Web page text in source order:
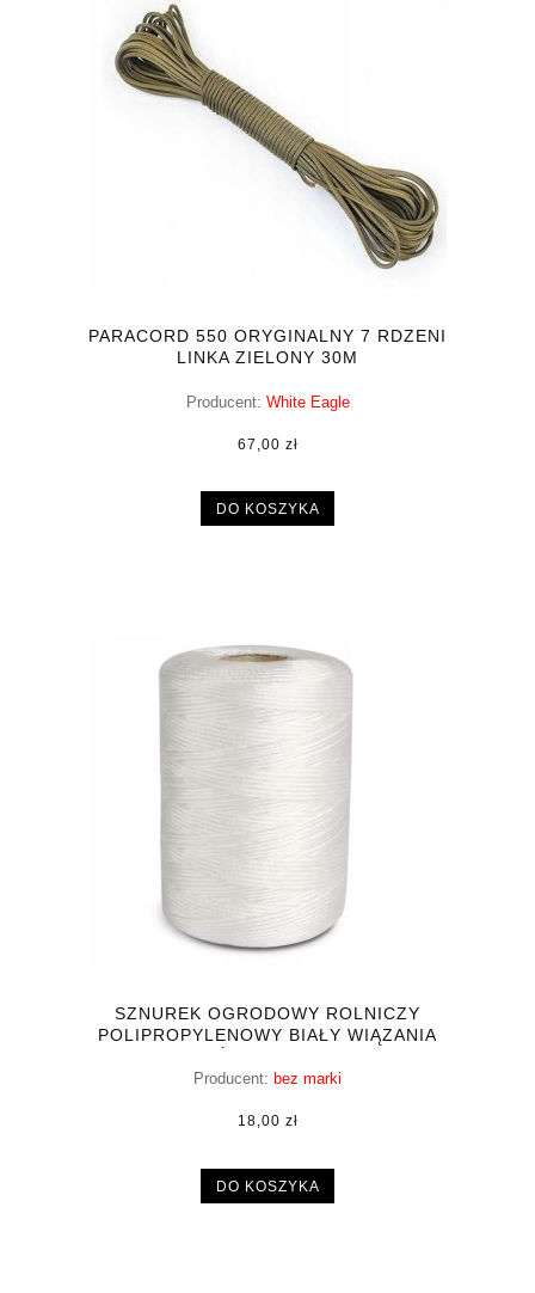
PARACORD 550 ORYGINALNY 7 RDZENI
LINKA ZIELONY 30M
Producent: White Eagle
67,00 zł
DO KOSZYKA
SZNUREK OGRODOWY ROLNICZY
POLIPROPYLENOWY BIAŁY WIĄZANIA
Producent: bez marki
18,00 zł
DO KOSZYKA